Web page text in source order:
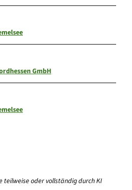
GmbH
teilweise oder vollständig durch KI